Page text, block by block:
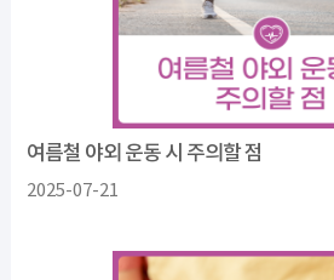
여름철 야외 운동 시 주의할 점
2025-07-21